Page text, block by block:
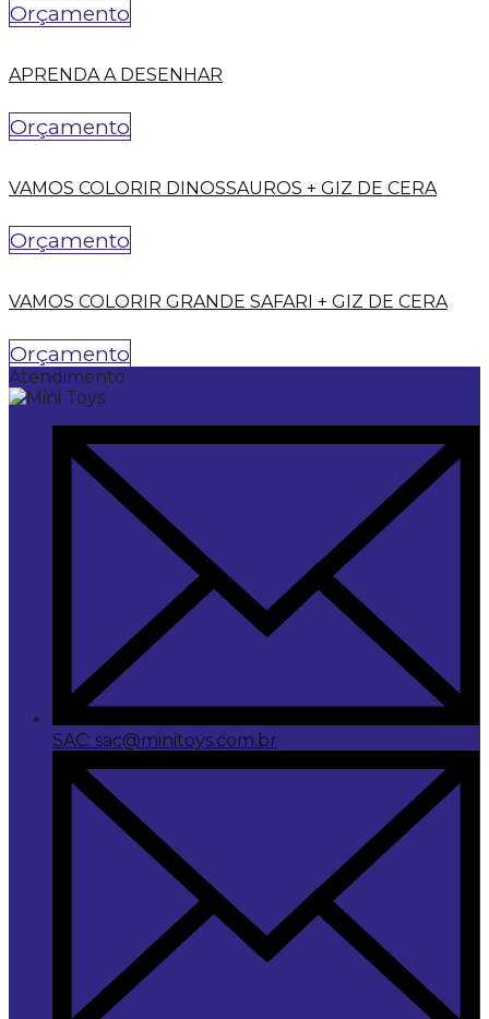
Orçamento
APRENDA A DESENHAR
Orçamento
VAMOS COLORIR DINOSSAUROS + GIZ DE CERA
Orçamento
VAMOS COLORIR GRANDE SAFARI + GIZ DE CERA
Orçamento
Atendimento
SAC: sac@minitoys.com.br